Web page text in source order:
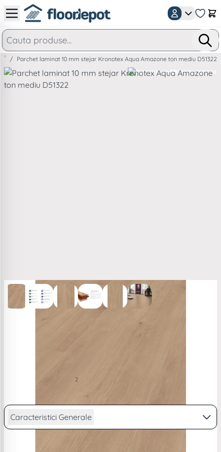
Mergeti la Continut
/ Parchet laminat 10 mm stejar Kronotex Aqua Amazone ton mediu D51322
-5%
View larger image
View larger image
View larger image
View larger image
View larger image
View larger image
Parchet laminat 10 mm stejar Kronotex Aqua Amazone
96,56 RON
2
Caracteristici Generale